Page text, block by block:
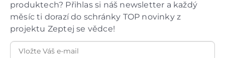
produktech? Přihlas si náš newsletter a každý
měsíc ti dorazí do schránky TOP novinky z
projektu Zeptej se vědce!